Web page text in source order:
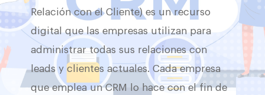
Relación con el Cliente) es un recurso
digital que las empresas utilizan para
administrar todas sus relaciones con
leads y clientes actuales. Cada empresa
que emplea un CRM lo hace con el fin de